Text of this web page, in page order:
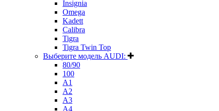
Insignia
Omega
Kadett
Calibra
Tigra
Tigra Twin Top
Выберите модель AUDI:
80/90
100
A1
A2
A3
A4